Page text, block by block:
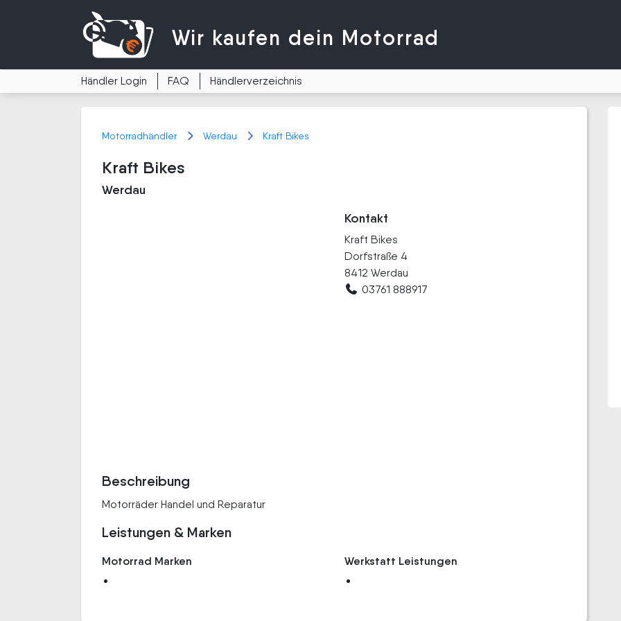
Wir kaufen dein Motorrad
Händler Login FAQ Händlerverzeichnis
Motorradhändler Werdau Kraft Bikes
Kraft Bikes
Werdau
Kontakt
Kraft Bikes
Dorfstraße 4
8412 Werdau
03761 888917
Beschreibung
Motorräder Handel und Reparatur
Leistungen & Marken
Motorrad Marken Werkstatt Leistungen